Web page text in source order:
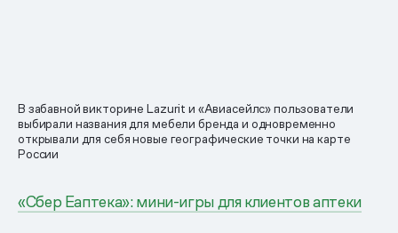
В забавной викторине Lazurit и «Авиасейлс» пользователи
выбирали названия для мебели бренда и одновременно
открывали для себя новые географические точки на карте
России
«Сбер Еаптека»: мини-игры для клиентов аптеки